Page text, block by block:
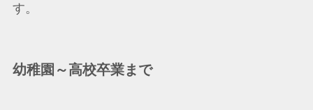
す。
幼稚園～高校卒業まで